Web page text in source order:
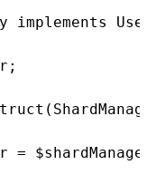
implements
=